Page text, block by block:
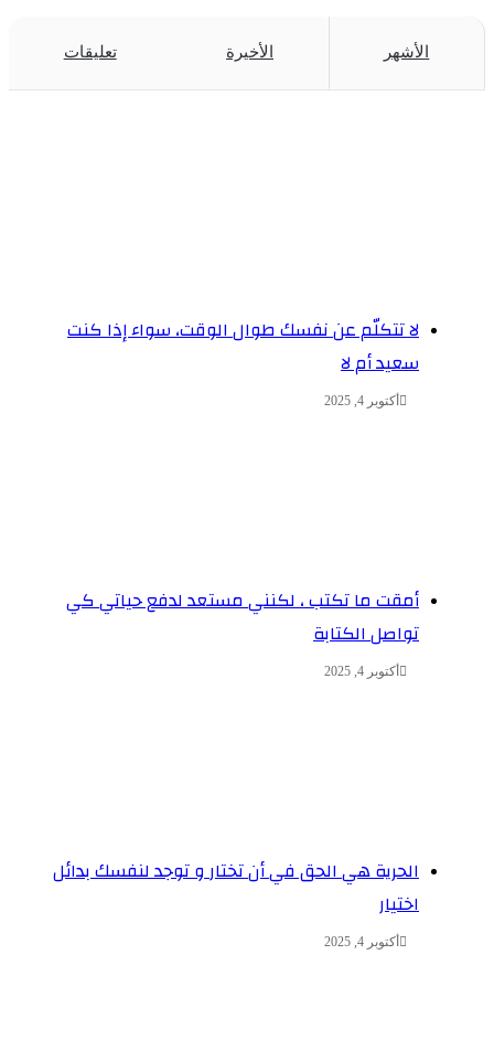
الأشهر الأخيرة تعليقات
لا تتكلّم عن نفسك طوال الوقت، سواء إذا كنت
سعيد أم لا
أكتوبر 4, 2025
أمقت ما تكتب ، لكنني مستعد لدفع حياتي كي
تواصل الكتابة
أكتوبر 4, 2025
الحرية هي الحق في أن تختار و توجد لنفسك بدائل
اختيار
أكتوبر 4, 2025